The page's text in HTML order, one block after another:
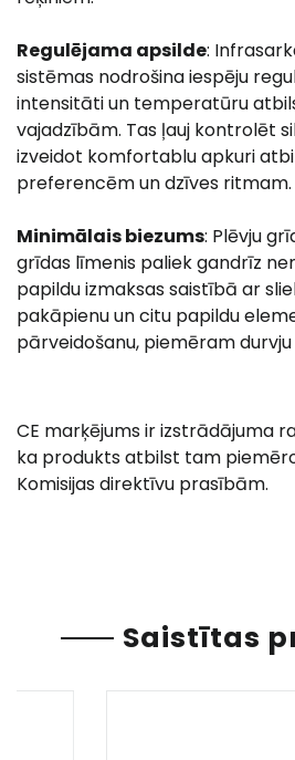
Regulējama apsilde:
sistēmas nodrošina iespēju
intensitāti un temperatūru
vajadzībām. Tas ļauj kontrolēt
izveidot komfortablu apkuri
preferencēm un dzīves ritmam.
Minimālais biezums: Plēvju
grīdas līmenis paliek gandrīz
papildu izmaksas saistībā ar
pakāpienu un citu papildu
pārveidošanu, piemēram durvju
CE marķējums ir izstrādājuma
ka produkts atbilst tam
Komisijas direktīvu prasībām.
Saistītas